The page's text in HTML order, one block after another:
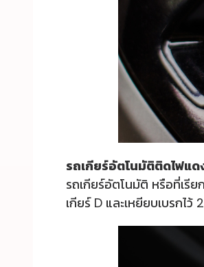
รถเกียร์อัตโนมัติติดไฟแดง
รถเกียร์อัตโนมัติ หรือที่เรี
เกียร์ D และเหยียบเบรกไ